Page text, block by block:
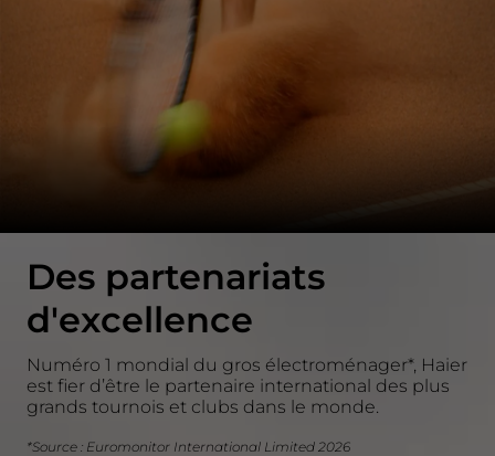
Des partenariats
d'excellence
Numéro 1 mondial du gros électroménager*, Haier
est fier d’être le partenaire international des plus
grands tournois et clubs dans le monde.
*Source : Euromonitor International Limited 2026